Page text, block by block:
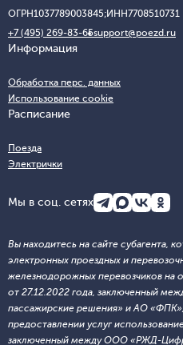
ОГРН1037789003845;ИНН7708510731
+7 (495) 269-83-65support@poezd.ru
Информация
Обработка перс. данных
Использование cookie
Расписание
Поезда
Электрички
Мы в соц. сетях
Вы находитесь на сайте субагента,
электронных проездных и
железнодорожных перевозчиков
от 27.12.2022 года, заключенный
пассажирские решения» и АО
предоставлении услуг
заключенный между ООО «РЖД-